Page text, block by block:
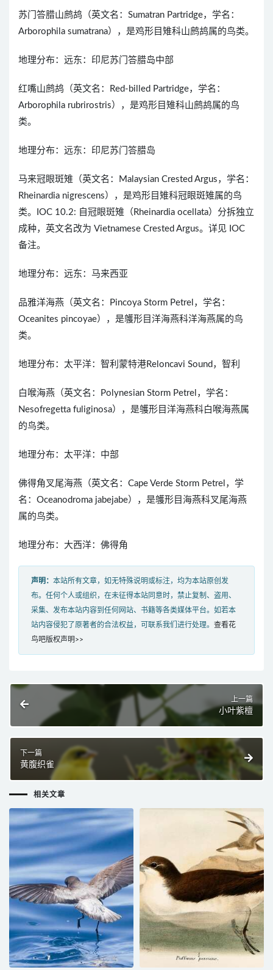
苏门答腊山鹧鸪（英文名：Sumatran Partridge，学名：
Arborophila sumatrana），是鸡形目雉科山鹧鸪属的鸟类。
地理分布：远东：印尼苏门答腊岛中部
红嘴山鹧鸪（英文名：Red-billed Partridge，学名：
Arborophila rubrirostris），是鸡形目雉科山鹧鸪属的鸟
类。
地理分布：远东：印尼苏门答腊岛
马来冠眼斑雉（英文名：Malaysian Crested Argus，学名：
Rheinardia nigrescens），是鸡形目雉科冠眼斑雉属的鸟
类。IOC 10.2: 自冠眼斑雉（Rheinardia ocellata）分拆独立
成种，英文名改为 Vietnamese Crested Argus。详见 IOC
备注。
地理分布：远东：马来西亚
品雅洋海燕（英文名：Pincoya Storm Petrel，学名：
Oceanites pincoyae），是鹱形目洋海燕科洋海燕属的鸟
类。
地理分布：太平洋：智利蒙特港Reloncavi Sound，智利
白喉海燕（英文名：Polynesian Storm Petrel，学名：
Nesofregetta fuliginosa），是鹱形目洋海燕科白喉海燕属
的鸟类。
地理分布：太平洋：中部
佛得角叉尾海燕（英文名：Cape Verde Storm Petrel，学
名：Oceanodroma jabejabe），是鹱形目海燕科叉尾海燕
属的鸟类。
地理分布：大西洋：佛得角
声明： 本站所有文章，如无特殊说明或标注，均为本站原创发
布。任何个人或组织，在未征得本站同意时，禁止复制、盗用、
采集、发布本站内容到任何网站、书籍等各类媒体平台。如若本
站内容侵犯了原著者的合法权益，可联系我们进行处理。 查看花
鸟吧版权声明>>
上一篇
小叶紫檀
下一篇
黄腹织雀
相关文章